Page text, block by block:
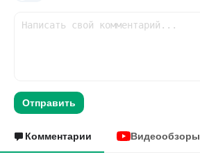
Отправить
Комментарии Видеообзоры